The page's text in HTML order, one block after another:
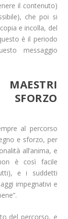
il contenuto)
che poi si
e incolla, del
è il periodo
messaggio
al percorso
e sforzo, per
all’anima, e
è così facile
e i suddetti
impegnativi e
del percorso, e